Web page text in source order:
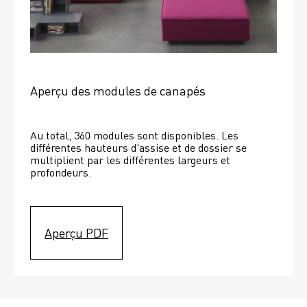
Aperçu des modules de canapés
Au total, 360 modules sont disponibles. Les
différentes hauteurs d'assise et de dossier se
multiplient par les différentes largeurs et
profondeurs.
Aperçu PDF